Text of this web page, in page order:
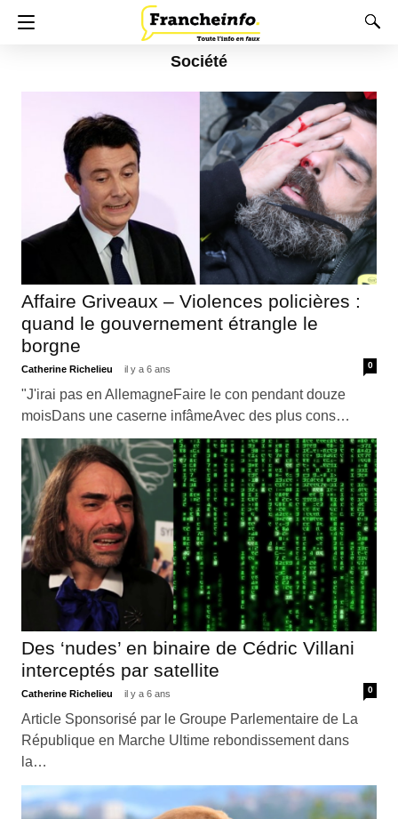
Société
Affaire Griveaux – Violences policières :
quand le gouvernement étrangle le
borgne
Catherine Richelieu il y a 6 ans 0
"J'irai pas en AllemagneFaire le con pendant douze
moisDans une caserne infâmeAvec des plus cons…
Des ‘nudes’ en binaire de Cédric Villani
interceptés par satellite
Catherine Richelieu il y a 6 ans 0
Article Sponsorisé par le Groupe Parlementaire de La
République en Marche Ultime rebondissement dans
la…